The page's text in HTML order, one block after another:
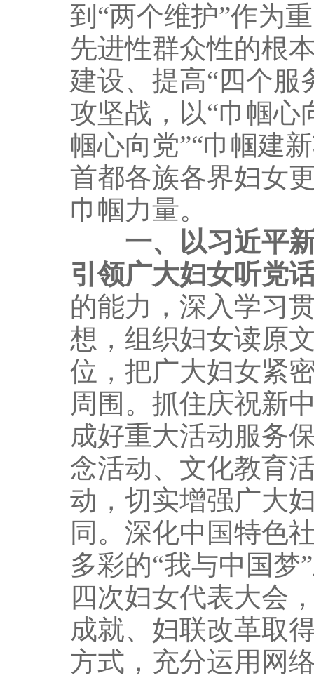
到“两个维护”作为
先进性群众性的根
建设、提高“四个服
攻坚战，以“巾帼心
帼心向党”“巾帼建
首都各族各界妇女
巾帼力量。
一、以习近平
引领广大妇女听党
的能力，深入学习
想，组织妇女读原
位，把广大妇女紧
周围。抓住庆祝新
成好重大活动服务
念活动、文化教育
动，切实增强广大
同。深化中国特色
多彩的“我与中国
四次妇女代表大会
成就、妇联改革取
方式，充分运用网